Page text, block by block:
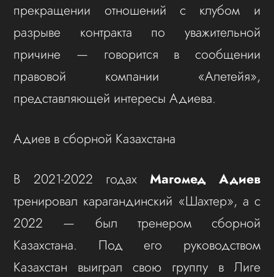
прекращении отношений с клубом и
разрыве контракта по уважительной
причине — говорится в сообщении
правовой компании «Алетейя»,
представляющей интересы Адиева.
Адиев в сборной Казахстана
В 2021-2022 годах Магомед Адиев
тренировал карагандинский «Шахтер», а с
2022 — был тренером сборной
Казахстана. Под его руководством
Казахстан выиграл свою группу в Лиге